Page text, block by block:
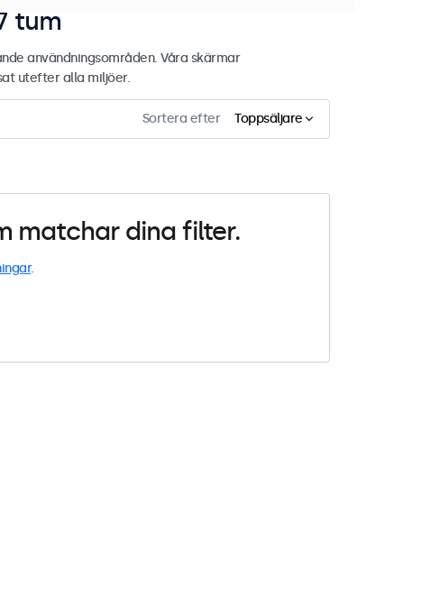
tum
användningsområden. Våra skärmar
utefter alla miljöer.
Sortera efter Toppsäljare
matchar dina filter.
.